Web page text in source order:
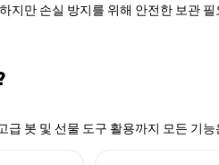
만 손실 방지를 위해 안전한 보관
봇 및 선물 도구 활용까지 모든 기